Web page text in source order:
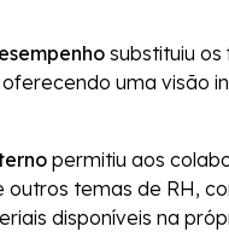
substituiu os
uma visão
permitiu aos
temas de RH,
disponíveis na